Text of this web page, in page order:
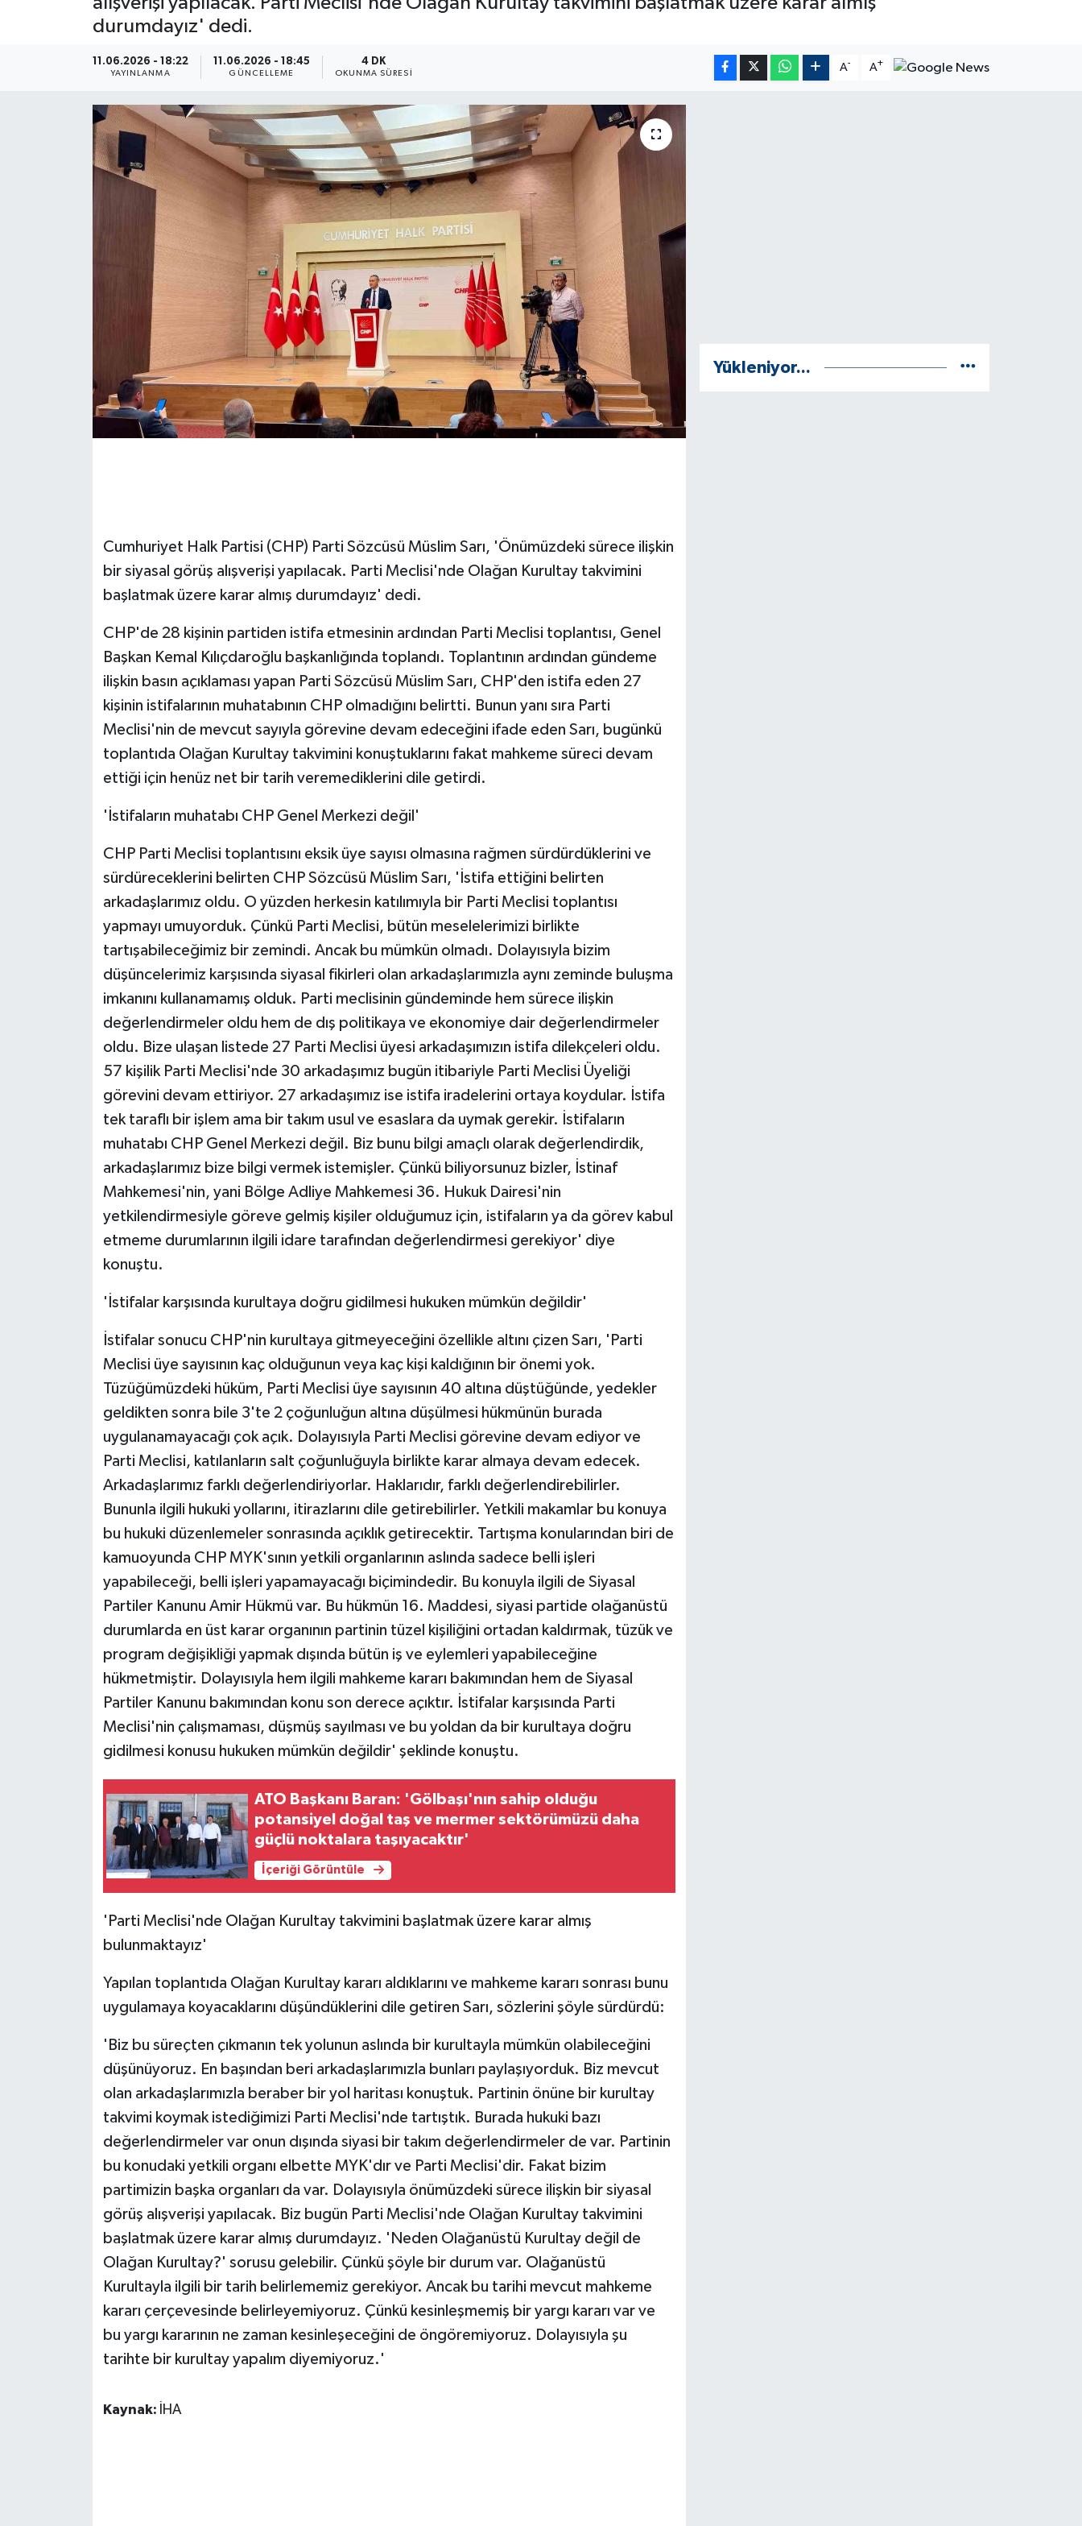
durumdayız' dedi.
11.06.2026 - 18:22
YAYINLANMA
11.06.2026 - 18:45
GÜNCELLEME
4 DK
OKUNMA SÜRESI
A- A+
Cumhuriyet Halk Partisi (CHP) Parti Sözcüsü Müslim Sarı, 'Önümüzdeki sürece ilişkin
bir siyasal görüş alışverişi yapılacak. Parti Meclisi'nde Olağan Kurultay takvimini
başlatmak üzere karar almış durumdayız' dedi.
CHP'de 28 kişinin partiden istifa etmesinin ardından Parti Meclisi toplantısı, Genel
Başkan Kemal Kılıçdaroğlu başkanlığında toplandı. Toplantının ardından gündeme
ilişkin basın açıklaması yapan Parti Sözcüsü Müslim Sarı, CHP'den istifa eden 27
kişinin istifalarının muhatabının CHP olmadığını belirtti. Bunun yanı sıra Parti
Meclisi'nin de mevcut sayıyla görevine devam edeceğini ifade eden Sarı, bugünkü
toplantıda Olağan Kurultay takvimini konuştuklarını fakat mahkeme süreci devam
ettiği için henüz net bir tarih veremediklerini dile getirdi.
'İstifaların muhatabı CHP Genel Merkezi değil'
CHP Parti Meclisi toplantısını eksik üye sayısı olmasına rağmen sürdürdüklerini ve
sürdüreceklerini belirten CHP Sözcüsü Müslim Sarı, 'İstifa ettiğini belirten
arkadaşlarımız oldu. O yüzden herkesin katılımıyla bir Parti Meclisi toplantısı
yapmayı umuyorduk. Çünkü Parti Meclisi, bütün meselelerimizi birlikte
tartışabileceğimiz bir zemindi. Ancak bu mümkün olmadı. Dolayısıyla bizim
düşüncelerimiz karşısında siyasal fikirleri olan arkadaşlarımızla aynı zeminde buluşma
imkanını kullanamamış olduk. Parti meclisinin gündeminde hem sürece ilişkin
değerlendirmeler oldu hem de dış politikaya ve ekonomiye dair değerlendirmeler
oldu. Bize ulaşan listede 27 Parti Meclisi üyesi arkadaşımızın istifa dilekçeleri oldu.
57 kişilik Parti Meclisi'nde 30 arkadaşımız bugün itibariyle Parti Meclisi Üyeliği
görevini devam ettiriyor. 27 arkadaşımız ise istifa iradelerini ortaya koydular. İstifa
tek taraflı bir işlem ama bir takım usul ve esaslara da uymak gerekir. İstifaların
muhatabı CHP Genel Merkezi değil. Biz bunu bilgi amaçlı olarak değerlendirdik,
arkadaşlarımız bize bilgi vermek istemişler. Çünkü biliyorsunuz bizler, İstinaf
Mahkemesi'nin, yani Bölge Adliye Mahkemesi 36. Hukuk Dairesi'nin
yetkilendirmesiyle göreve gelmiş kişiler olduğumuz için, istifaların ya da görev kabul
etmeme durumlarının ilgili idare tarafından değerlendirmesi gerekiyor' diye
konuştu.
'İstifalar karşısında kurultaya doğru gidilmesi hukuken mümkün değildir'
İstifalar sonucu CHP'nin kurultaya gitmeyeceğini özellikle altını çizen Sarı, 'Parti
Meclisi üye sayısının kaç olduğunun veya kaç kişi kaldığının bir önemi yok.
Tüzüğümüzdeki hüküm, Parti Meclisi üye sayısının 40 altına düştüğünde, yedekler
geldikten sonra bile 3'te 2 çoğunluğun altına düşülmesi hükmünün burada
uygulanamayacağı çok açık. Dolayısıyla Parti Meclisi görevine devam ediyor ve
Parti Meclisi, katılanların salt çoğunluğuyla birlikte karar almaya devam edecek.
Arkadaşlarımız farklı değerlendiriyorlar. Haklarıdır, farklı değerlendirebilirler.
Bununla ilgili hukuki yollarını, itirazlarını dile getirebilirler. Yetkili makamlar bu konuya
bu hukuki düzenlemeler sonrasında açıklık getirecektir. Tartışma konularından biri de
kamuoyunda CHP MYK'sının yetkili organlarının aslında sadece belli işleri
yapabileceği, belli işleri yapamayacağı biçimindedir. Bu konuyla ilgili de Siyasal
Partiler Kanunu Amir Hükmü var. Bu hükmün 16. Maddesi, siyasi partide olağanüstü
durumlarda en üst karar organının partinin tüzel kişiliğini ortadan kaldırmak, tüzük ve
program değişikliği yapmak dışında bütün iş ve eylemleri yapabileceğine
hükmetmiştir. Dolayısıyla hem ilgili mahkeme kararı bakımından hem de Siyasal
Partiler Kanunu bakımından konu son derece açıktır. İstifalar karşısında Parti
Meclisi'nin çalışmaması, düşmüş sayılması ve bu yoldan da bir kurultaya doğru
gidilmesi konusu hukuken mümkün değildir' şeklinde konuştu.
ATO Başkanı Baran: 'Gölbaşı'nın sahip olduğu
potansiyel doğal taş ve mermer sektörümüzü daha
güçlü noktalara taşıyacaktır'
İçeriği Görüntüle
'Parti Meclisi'nde Olağan Kurultay takvimini başlatmak üzere karar almış
bulunmaktayız'
Yapılan toplantıda Olağan Kurultay kararı aldıklarını ve mahkeme kararı sonrası bunu
uygulamaya koyacaklarını düşündüklerini dile getiren Sarı, sözlerini şöyle sürdürdü:
'Biz bu süreçten çıkmanın tek yolunun aslında bir kurultayla mümkün olabileceğini
düşünüyoruz. En başından beri arkadaşlarımızla bunları paylaşıyorduk. Biz mevcut
olan arkadaşlarımızla beraber bir yol haritası konuştuk. Partinin önüne bir kurultay
takvimi koymak istediğimizi Parti Meclisi'nde tartıştık. Burada hukuki bazı
değerlendirmeler var onun dışında siyasi bir takım değerlendirmeler de var. Partinin
bu konudaki yetkili organı elbette MYK'dır ve Parti Meclisi'dir. Fakat bizim
partimizin başka organları da var. Dolayısıyla önümüzdeki sürece ilişkin bir siyasal
görüş alışverişi yapılacak. Biz bugün Parti Meclisi'nde Olağan Kurultay takvimini
başlatmak üzere karar almış durumdayız. 'Neden Olağanüstü Kurultay değil de
Olağan Kurultay?' sorusu gelebilir. Çünkü şöyle bir durum var. Olağanüstü
Kurultayla ilgili bir tarih belirlememiz gerekiyor. Ancak bu tarihi mevcut mahkeme
kararı çerçevesinde belirleyemiyoruz. Çünkü kesinleşmemiş bir yargı kararı var ve
bu yargı kararının ne zaman kesinleşeceğini de öngöremiyoruz. Dolayısıyla şu
tarihte bir kurultay yapalım diyemiyoruz.'
Kaynak: İHA
Yükleniyor...
Dış Haberler
GÜNDEM
İş Dünyası
KÜLTÜR SANAT
Otomobil
POLİTİKA
SPOR HABERLERİ
TEKNOLOJİ
ÜLKE GÜNDEMİ
Yerel Haberler